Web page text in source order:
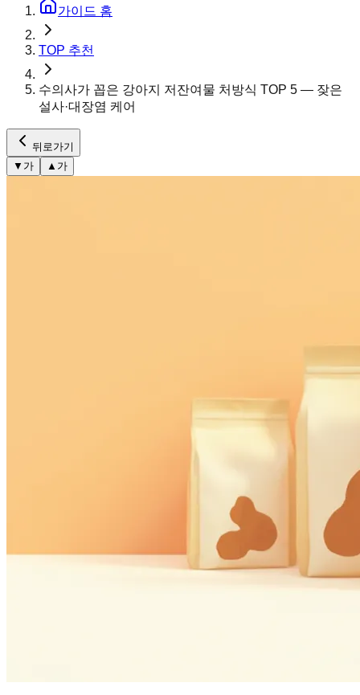
가이드 홈
TOP 추천
수의사가 꼽은 강아지 저잔여물 처방식 TOP 5 — 잦은
설사·대장염 케어
뒤로가기
▼ 가 ▲ 가